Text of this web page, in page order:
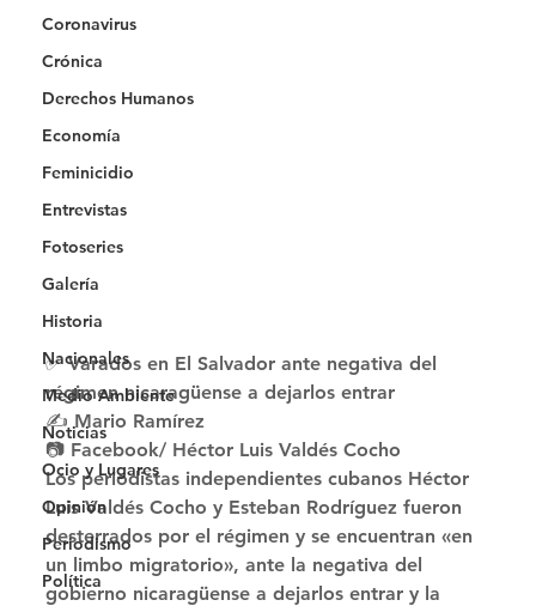
Coronavirus
Crónica
Derechos Humanos
Economía
Feminicidio
Entrevistas
Fotoseries
Galería
Historia
Nacionales
Medio Ambiente
Noticias
Ocio y Lugares
Opinión
Periodismo
Política
✅ Varados en El Salvador ante negativa del
régimen nicaragüense a dejarlos entrar
✍ Mario Ramírez
📷 Facebook/ Héctor Luis Valdés Cocho
Los periodistas independientes cubanos Héctor
Luis Valdés Cocho y Esteban Rodríguez fueron
desterrados por el régimen y se encuentran «en
un limbo migratorio», ante la negativa del
gobierno nicaragüense a dejarlos entrar y la